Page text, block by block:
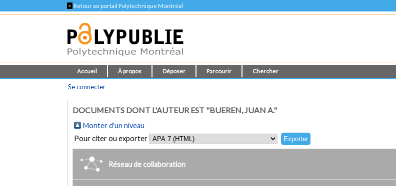
< Retour au portail Polytechnique Montréal
Accueil À propos Déposer Parcourir Chercher
Se connecter
DOCUMENTS DONT L'AUTEUR EST "BUEREN, JUAN A."
Monter d'un niveau
Pour citer ou exporter
Réseau de collaboration